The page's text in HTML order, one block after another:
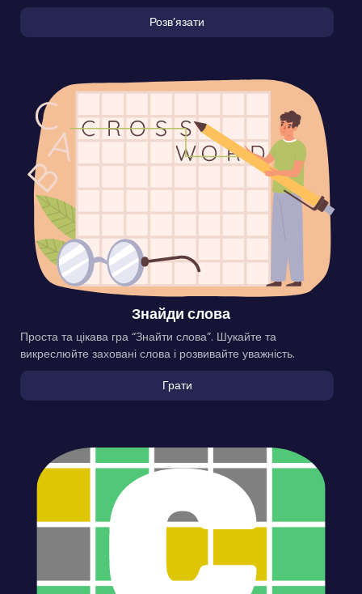
Розвʼязати
Знайди слова
Проста та цікава гра “Знайти слова”. Шукайте та
викреслюйте заховані слова і розвивайте уважність.
Грати